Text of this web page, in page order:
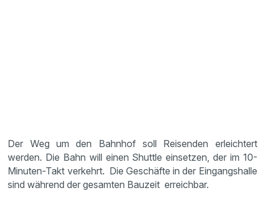
Der Weg um den Bahnhof soll Reisenden erleichtert
werden. Die Bahn will einen Shuttle einsetzen, der im 10-
Minuten-Takt verkehrt. Die Geschäfte in der Eingangshalle
sind während der gesamten Bauzeit erreichbar.